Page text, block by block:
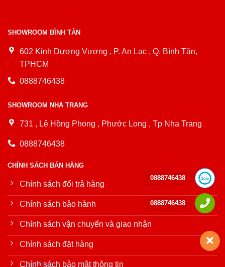
SHOWROOM BÌNH TÂN
602 Kinh Dương Vương , P. An Lạc , Q. Bình Tân,
TPHCM
0888746438
SHOWROOM NHA TRANG
731 , Lê Hồng Phong , Phước Long , Tp Nha Trang
0888746438
CHÍNH SÁCH BÁN HÀNG
Chính sách đổi trả hàng
Chính sách bảo hành
Chính sách vận chuyển và giao nhận
Chính sách đặt hàng
Chính sách bảo mật thông tin
0888746438
0888746438